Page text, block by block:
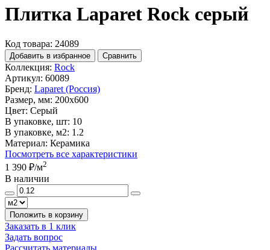
Плитка Laparet Rock серый
Код товара: 24089
Добавить в избранное Сравнить
Коллекция: Rock
Артикул: 60089
Бренд: Laparet (Россия)
Размер, мм: 200x600
Цвет: Серый
В упаковке, шт: 10
В упаковке, м2: 1.2
Материал: Керамика
Посмотреть все характеристики
1 390 ₽/м2
В наличии
Положить в корзину
Заказать в 1 клик
Задать вопрос